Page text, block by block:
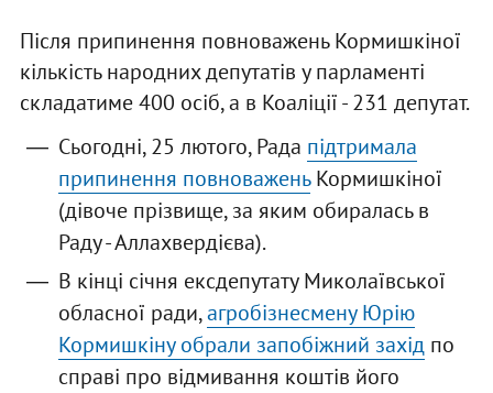
Після припинення повноважень Кормишкіної
кількість народних депутатів у парламенті
складатиме 400 осіб, а в Коаліції - 231 депутат.
Сьогодні, 25 лютого, Рада підтримала
припинення повноваженьКормишкіної
(дівоче прізвище, за яким обиралась в
Раду - Аллахвердієва).
В кінці січня ексдепутату Миколаївської
обласної ради,агробізнесмену Юрію
Кормишкіну обрали запобіжний західпо
справі про відмивання коштів його